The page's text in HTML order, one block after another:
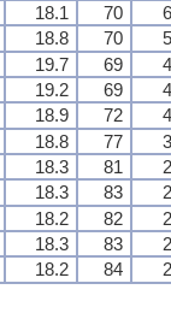
18.1 70
18.8 70
19.7 69
19.2 69
18.9 72
18.8 77
18.3 81
18.3 83
18.2 82
18.3 83
18.2 84